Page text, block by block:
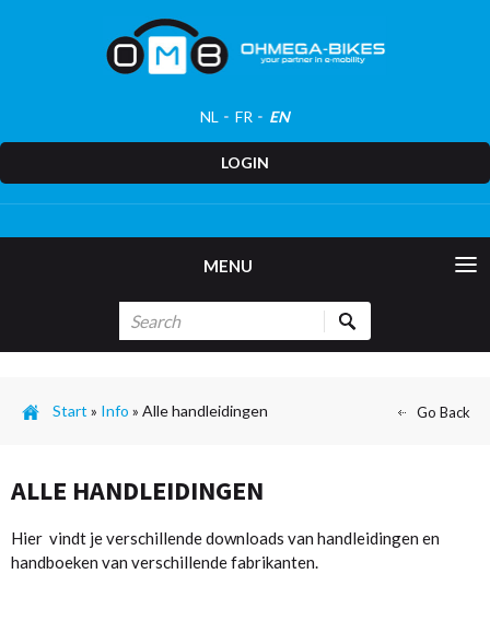
NL FR EN
LOGIN
MENU
Start » Info » Alle handleidingen
ALLE HANDLEIDINGEN
Hier vindt je verschillende downloads van handleidingen en
handboeken van verschillende fabrikanten.